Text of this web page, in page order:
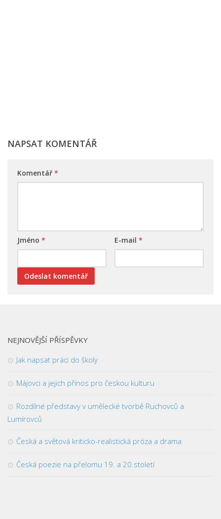
NAPSAT KOMENTÁŘ
Komentář *
Jméno * E-mail *
NEJNOVĚJŠÍ PŘÍSPĚVKY
Jak napsat práci do školy
Májovci a jejich přínos pro českou kulturu
Rozdílné představy v umělecké tvorbě Ruchovců a
Lumírovců
Česká a světová kriticko-realistická próza a drama
Česká poezie na přelomu 19. a 20.století